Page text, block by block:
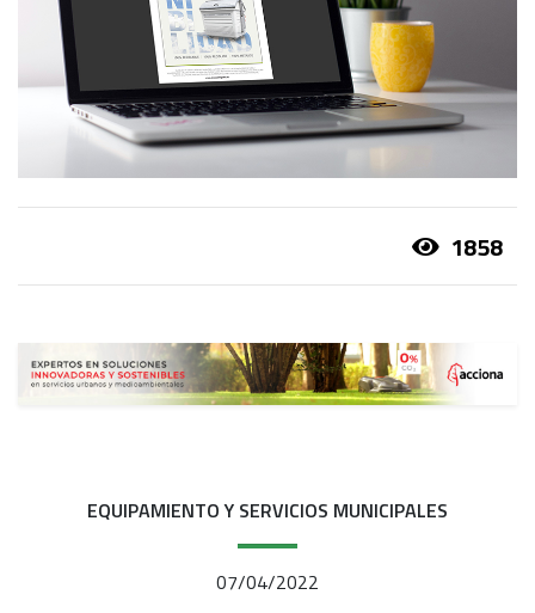
1858
EQUIPAMIENTO Y SERVICIOS MUNICIPALES
07/04/2022